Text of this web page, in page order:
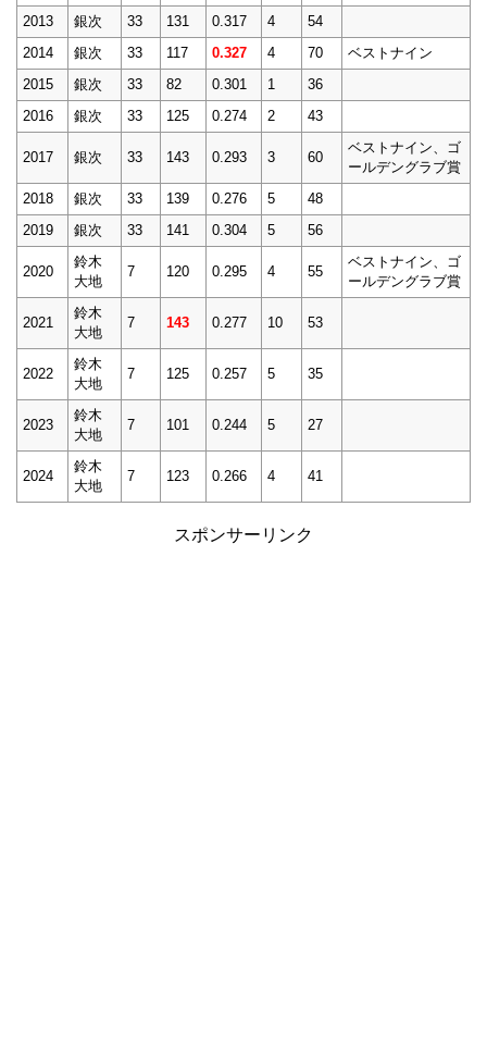
2013 銀次 33 131 0.317 4
54
2014
銀次 33 117 0.327 4 70
ベストナイン
2015
銀次 33 82 0.301 1
36
2016
銀次 33 125 0.274 2 43
2017 銀次 33 143 0.293 3 60
ベストナイン、ゴ
ールデングラブ賞
2018
銀次 33 139 0.276 5
48
2019
銀次 33 141 0.304 5 56
2020
鈴木
大地
7 120 0.295 4 55
ベストナイン、ゴ
ールデングラブ賞
2021
鈴木
大地
7 143 0.277 10 53
2022
鈴木
大地
7 125 0.257 5 35
2023
鈴木
大地
7 101 0.244 5 27
2024
鈴木
大地
7 123 0.266 4 41
スポンサーリンク